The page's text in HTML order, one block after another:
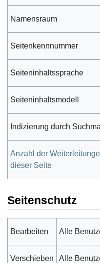
Namensraum
Seitenkennnummer
Seiteninhaltssprache
Seiteninhaltsmodell
Indizierung durch
Anzahl der
dieser Seite
Seitenschutz
Bearbeiten Alle
Verschieben Alle